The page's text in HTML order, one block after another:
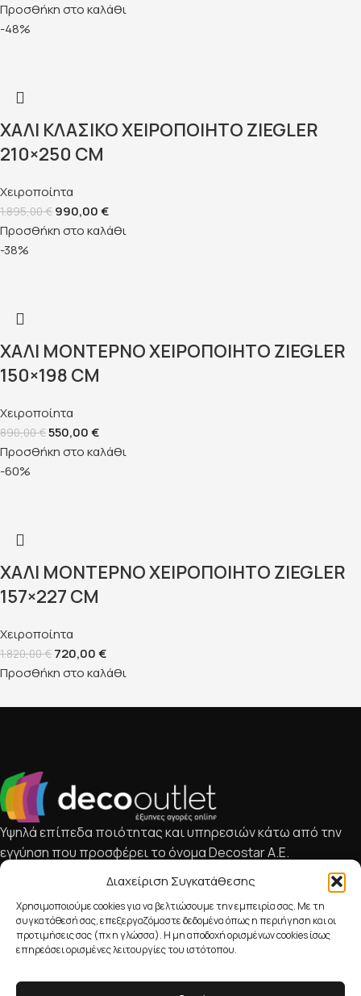
Διαχείριση Συγκατάθεσης
Χρησιμοποιούμε cookies για να βελτιώσουμε την εμπειρία σας. Με τη
συγκατάθεσή σας, επεξεργαζόμαστε δεδομένα όπως η περιήγηση και οι
προτιμήσεις σας (πχ η γλώσσα). Η μη αποδοχή ορισμένων cookies ίσως
επηρεάσει ορισμένες λειτουργίες του ιστότοπου.
Προσθήκη στο καλάθι
-48%
ΧΑΛΊ ΚΛΑΣΙΚΌ ΧΕΙΡΟΠΟΊΗΤΟ ZIEGLER
210×250 CM
Χειροποίητα
1.895,00€ 990,00€
Προσθήκη στο καλάθι
-38%
ΧΑΛΊ ΜΟΝΤΈΡΝΟ ΧΕΙΡΟΠΟΊΗΤΟ ZIEGLER
150×198 CM
Χειροποίητα
890,00€550,00€
Προσθήκη στο καλάθι
-60%
ΧΑΛΊ ΜΟΝΤΈΡΝΟ ΧΕΙΡΟΠΟΊΗΤΟ ZIEGLER
157×227 CM
Χειροποίητα
1.820,00€ 720,00€
Προσθήκη στο καλάθι
Υψηλά επίπεδα ποιότητας και υπηρεσιών κάτω από την
εγγύηση που προσφέρει το όνομα Decostar Α.Ε.
Κατηγορίες
Χρήσιμοι Σύνδεσμοι
Επικοινωνία
210 238 5308